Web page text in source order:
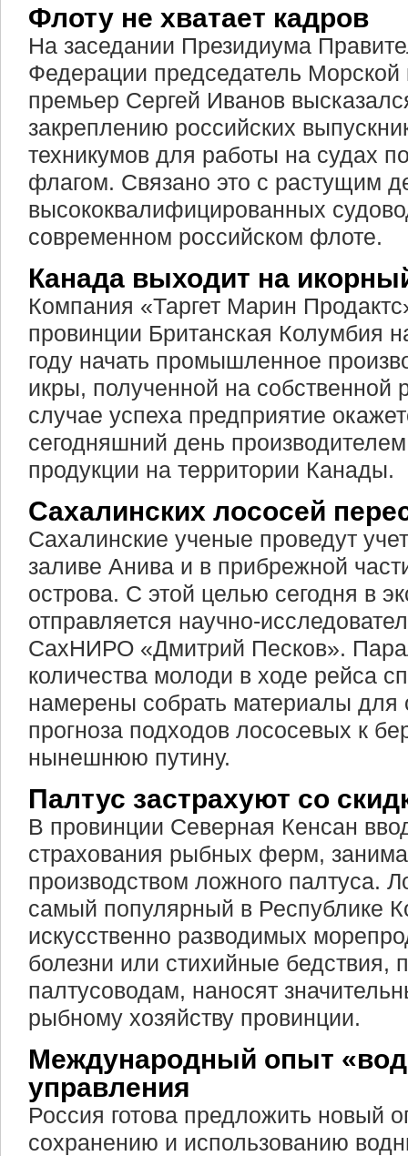
Флоту не хватает кадров
На заседании Президиума
Федерации председатель Морской
премьер Сергей Иванов
закреплению российских
техникумов для работы на судах
флагом. Связано это с растущим
высококвалифицированных
современном российском флоте.
Канада выходит на
Компания «Таргет Марин
провинции Британская Колумбия
году начать промышленное
икры, полученной на
случае успеха предприятие
сегодняшний день
продукции на территории Канады.
Сахалинских лососей
Сахалинские ученые проведут
заливе Анива и в прибрежной
острова. С этой целью сегодня в
отправляется научно-
СахНИРО «Дмитрий Песков».
количества молоди в ходе рейса
намерены собрать материалы для
прогноза подходов лососевых к
нынешнюю путину.
Палтус застрахуют со
В провинции Северная Кенсан
страхования рыбных ферм,
производством ложного палтуса.
самый популярный в Республике
искусственно разводимых
болезни или стихийные
палтусоводам, наносят
рыбному хозяйству провинции.
Международный опыт
управления
Россия готова предложить новый
сохранению и использованию